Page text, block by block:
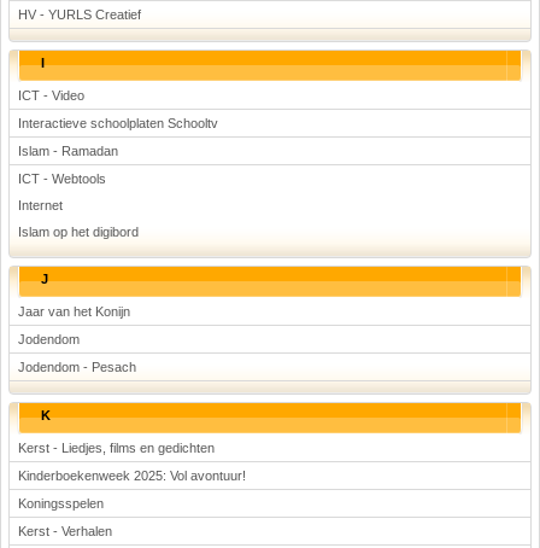
HV - YURLS Creatief
I
ICT - Video
Interactieve schoolplaten Schooltv
Islam - Ramadan
ICT - Webtools
Internet
Islam op het digibord
J
Jaar van het Konijn
Jodendom
Jodendom - Pesach
K
Kerst - Liedjes, films en gedichten
Kinderboekenweek 2025: Vol avontuur!
Koningsspelen
Kerst - Verhalen